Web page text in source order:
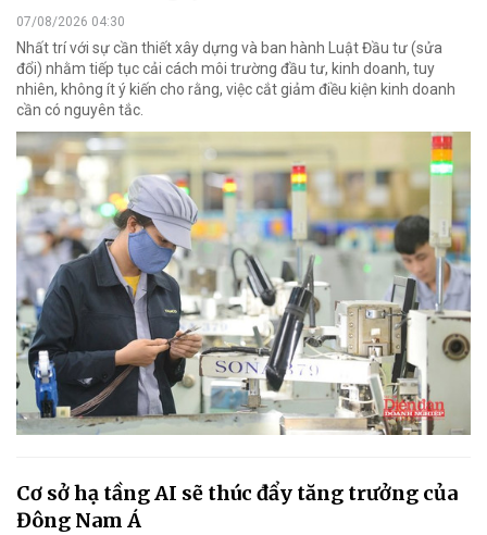
07/08/2026 04:30
Nhất trí với sự cần thiết xây dựng và ban hành Luật Đầu tư (sửa
đổi) nhằm tiếp tục cải cách môi trường đầu tư, kinh doanh, tuy
nhiên, không ít ý kiến cho rằng, việc cắt giảm điều kiện kinh doanh
cần có nguyên tắc.
Cơ sở hạ tầng AI sẽ thúc đẩy tăng trưởng của
Đông Nam Á